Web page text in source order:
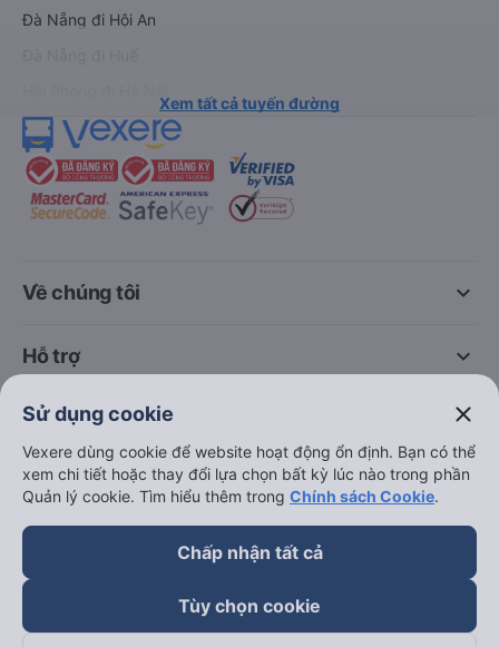
Đà Nẵng đi Hội An
Xem tất cả tuyến đường
keyboard_arrow_down
Về chúng tôi
keyboard_arrow_down
Hỗ trợ
keyboard_arrow_down
Trở thành đối tác
Đối tác thanh toán
Sử dụng cookie close
Vexere dùng cookie để website hoạt động ổn định. Bạn có thể
xem chi tiết hoặc thay đổi lựa chọn bất kỳ lúc nào trong phần
Quản lý cookie. Tìm hiểu thêm trong Chính sách Cookie.
Chấp nhận tất cả
Tùy chọn cookie